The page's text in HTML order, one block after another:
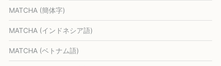
MATCHA (簡体字)
MATCHA (インドネシア語)
MATCHA (ベトナム語)